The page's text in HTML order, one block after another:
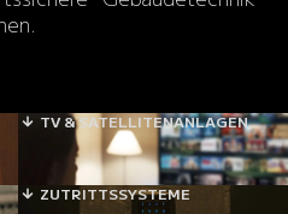
TV & SATELLITENANLAGEN
ZUTRITTSSYSTEME